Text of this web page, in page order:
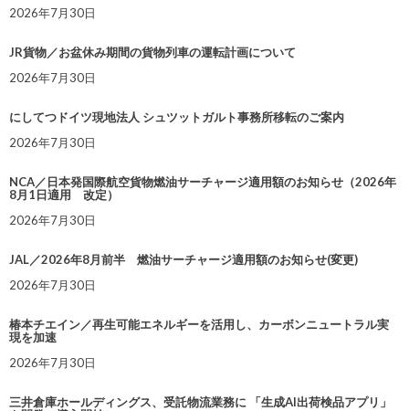
2026年7月30日
JR貨物／お盆休み期間の貨物列車の運転計画について
2026年7月30日
にしてつドイツ現地法人 シュツットガルト事務所移転のご案内
2026年7月30日
NCA／日本発国際航空貨物燃油サーチャージ適用額のお知らせ（2026年
8月1日適用 改定）
2026年7月30日
JAL／2026年8月前半 燃油サーチャージ適用額のお知らせ(変更)
2026年7月30日
椿本チエイン／再生可能エネルギーを活用し、カーボンニュートラル実
現を加速
2026年7月30日
三井倉庫ホールディングス、受託物流業務に 「生成AI出荷検品アプリ」